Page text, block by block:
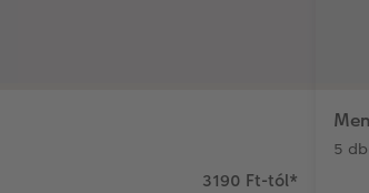
3190 Ft-tól*
5